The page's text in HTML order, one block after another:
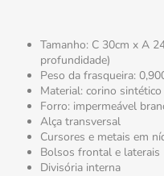
Tamanho: C 30cm x A
profundidade)
Peso da frasqueira:
Material: corino
Forro: impermeável
Alça transversal
Cursores e metais em
Bolsos frontal e laterais
Divisória interna